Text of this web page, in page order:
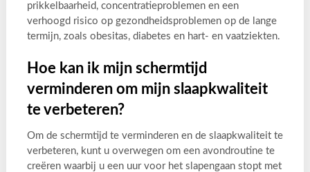
prikkelbaarheid, concentratieproblemen en een
verhoogd risico op gezondheidsproblemen op de lange
termijn, zoals obesitas, diabetes en hart- en vaatziekten.
Hoe kan ik mijn schermtijd
verminderen om mijn slaapkwaliteit
te verbeteren?
Om de schermtijd te verminderen en de slaapkwaliteit te
verbeteren, kunt u overwegen om een avondroutine te
creëren waarbij u een uur voor het slapengaan stopt met